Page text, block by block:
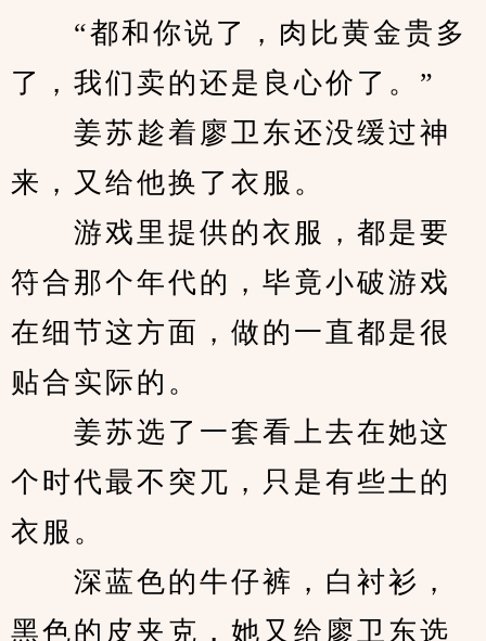
“都和你说了，肉比黄金贵多
了，我们卖的还是良心价了。”
姜苏趁着廖卫东还没缓过神
来，又给他换了衣服。
游戏里提供的衣服，都是要
符合那个年代的，毕竟小破游戏
在细节这方面，做的一直都是很
贴合实际的。
姜苏选了一套看上去在她这
个时代最不突兀，只是有些土的
衣服。
深蓝色的牛仔裤，白衬衫，
黑色的皮夹克，她又给廖卫东选